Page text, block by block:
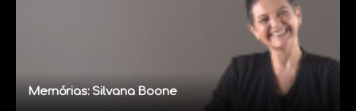
Memórias: Silvana Boone